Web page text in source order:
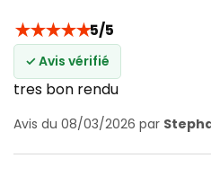
★★★★★5/5
✓ Avis vérifié
tres bon rendu
Avis du 08/03/2026 par